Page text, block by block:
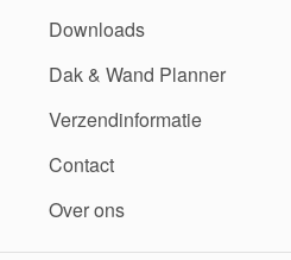
Downloads
Dak & Wand Planner
Verzendinformatie
Contact
Over ons